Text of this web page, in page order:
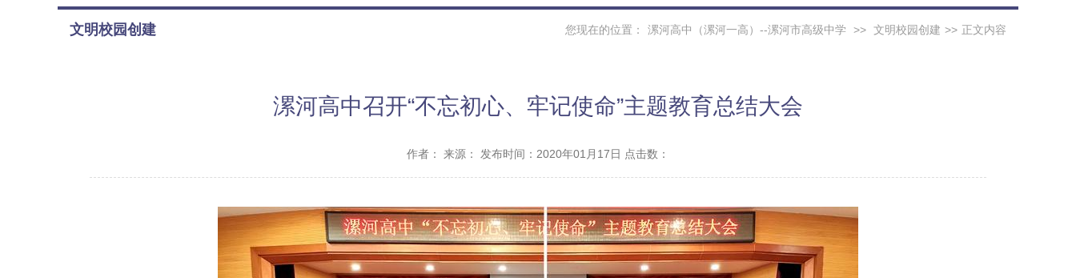
您现在的位置： 漯河高中（漯河一高）--漯河市高级中学 >> 文明校园创建 >> 正文内容
文明校园创建
漯河高中召开“不忘初心、牢记使命”主题教育总结大会
作者： 来源： 发布时间：2020年01月17日 点击数：